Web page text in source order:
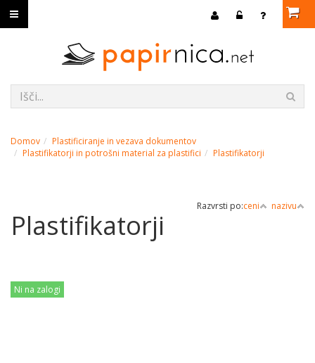
Domov
Plastificiranje in vezava dokumentov
Plastifikatorji in potrošni material za plastifici
Plastifikatorji
Razvrsti po:ceni nazivu
Plastifikatorji
Ni na zalogi